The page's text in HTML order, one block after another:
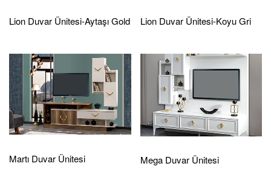
Lion Duvar Ünitesi-Aytaşı Gold Lion Duvar Ünitesi-Koyu Gri
Martı Duvar Ünitesi Mega Duvar Ünitesi